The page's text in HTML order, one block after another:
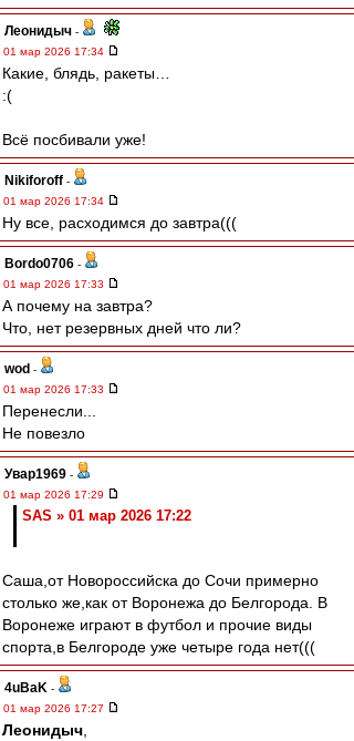
Леонидыч -
01 мар 2026 17:34
Какие, блядь, ракеты…
:(
Всё посбивали уже!
Nikiforoff -
01 мар 2026 17:34
Ну все, расходимся до завтра(((
Bordo0706 -
01 мар 2026 17:33
А почему на завтра?
Что, нет резервных дней что ли?
wod -
01 мар 2026 17:33
Перенесли...
Не повезло
Увар1969 -
01 мар 2026 17:29
SAS » 01 мар 2026 17:22
Саша,от Новороссийска до Сочи примерно
столько же,как от Воронежа до Белгорода. В
Воронеже играют в футбол и прочие виды
спорта,в Белгороде уже четыре года нет(((
4uBaK -
01 мар 2026 17:27
Леонидыч